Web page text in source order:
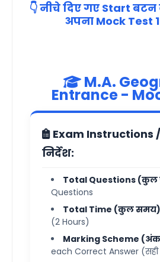
👇 नीचे दिए गए Start
अपना Mock Test
M.A.
Entrance -
Exam Instructions
निर्देश:
Total Questions (कुल
Questions
Total Time (कुल
(2 Hours)
Marking Scheme
each Correct Answer (सही